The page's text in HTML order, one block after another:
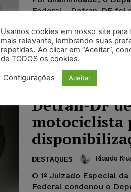
Federal - Detran-DF foi
motorista pela demora
e entrega da carteira de
condenação, a 3ª
do DF destacou que a demora foi injustificada e causou
Detran-DF
motociclista
DESTAQUES Ricardo
O 1º Juizado Especial
Federal condenou o
Usamos cookies em nosso site
mais relevante, lembrando suas
repetidas. Ao clicar em “Aceitar”,
de TODOS os cookies.
Configurações Aceitar